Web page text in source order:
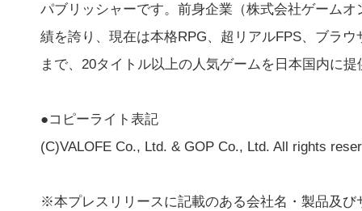
パブリッシャーです。前身企業（株式会社ゲーム
績を誇り、現在は本格RPG、超リアルFPS、ブラ
まで、20タイトル以上の人気ゲームを日本国内に
●コピーライト表記
(C)VALOFE Co., Ltd. & GOP Co., Ltd. All rights
※本プレスリリースに記載のある会社名・製品及